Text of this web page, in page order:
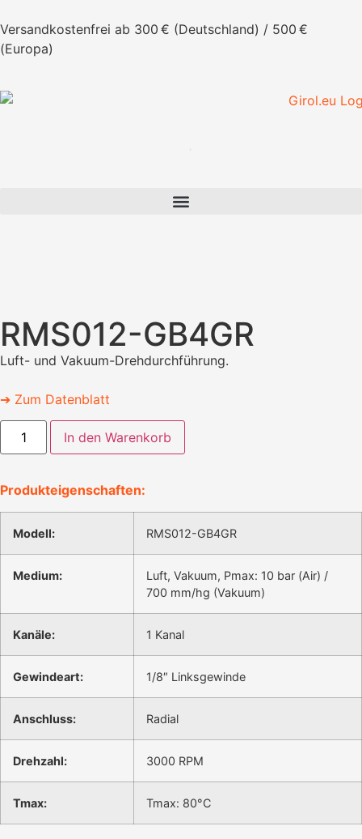
Versandkostenfrei ab 300 € (Deutschland) / 500 €
(Europa)
RMS012-GB4GR
Luft- und Vakuum-Drehdurchführung.
➔ Zum Datenblatt
In den Warenkorb
Produkteigenschaften:
Modell: RMS012-GB4GR
Medium:
Luft, Vakuum, Pmax: 10 bar (Air) /
700 mm/hg (Vakuum)
Kanäle: 1 Kanal
Gewindeart: 1/8″ Linksgewinde
Anschluss: Radial
Drehzahl: 3000 RPM
Tmax: Tmax: 80°C